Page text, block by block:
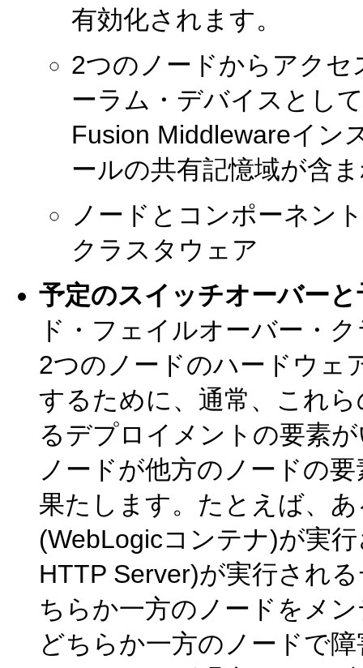
有効化されます。
2つのノードからアク
ーラム・デバイスとし
Fusion Middlewareイン
ールの共有記憶域が含
ノードとコンポーネン
クラスタウェア
予定のスイッチオーバー
ド・フェイルオーバー・
2つのノードのハードウェ
するために、通常、これ
るデプロイメントの要素
ノードが他方のノードの
果たします。たとえば、
(WebLogicコンテナ)が実
HTTP Server)が実行され
ちらか一方のノードをメ
どちらか一方のノードで